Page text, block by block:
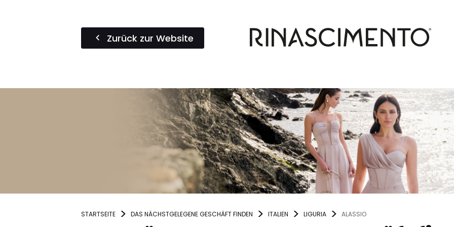
Zurück zur Website
STARTSEITE DAS NÄCHSTGELEGENE GESCHÄFT FINDEN ITALIEN LIGURIA ALASSIO